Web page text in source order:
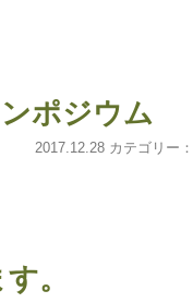
ポジウム
2017.12.28 カテゴリー：
。